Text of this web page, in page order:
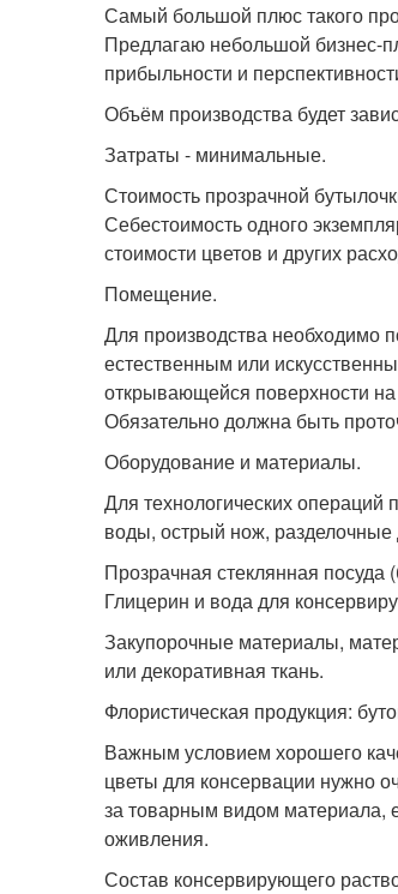
Самый большой плюс такого
Предлагаю небольшой бизнес-
прибыльности и
Объём производства будет
Затраты - минимальные.
Стоимость прозрачной
Себестоимость одного
стоимости цветов и других
Помещение.
Для производства необходимо
естественным или
открывающейся поверхности
Обязательно должна быть
Оборудование и материалы.
Для технологических операций
воды, острый нож,
Прозрачная стеклянная
Глицерин и вода для
Закупорочные материалы,
или декоративная ткань.
Флористическая продукция:
Важным условием хорошего
цветы для консервации нужно
за товарным видом материала,
оживления.
Состав консервирующего